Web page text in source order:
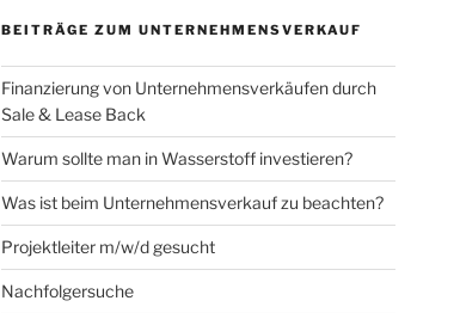
BEITRÄGE ZUM UNTERNEHMENSVERKAUF
Finanzierung von Unternehmensverkäufen durch
Sale & Lease Back
Warum sollte man in Wasserstoff investieren?
Was ist beim Unternehmensverkauf zu beachten?
Projektleiter m/w/d gesucht
Nachfolgersuche